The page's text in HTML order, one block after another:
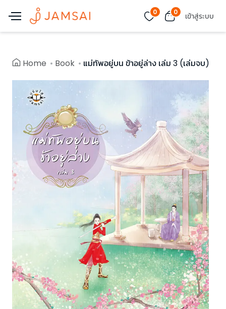
0 0 เข้าสู่ระบบ
Home Book แม่ทัพอยู่บน ข้าอยู่ล่าง เล่ม 3 (เล่มจบ)